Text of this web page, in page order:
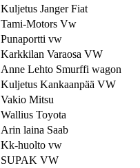
Kuljetus Janger Fiat
Tami-Motors Vw
Punaportti vw
Karkkilan Varaosa VW
Anne Lehto Smurffi wagon
Kuljetus Kankaanpää VW
Vakio Mitsu
Wallius Toyota
Arin laina Saab
Kk-huolto vw
SUPAK VW